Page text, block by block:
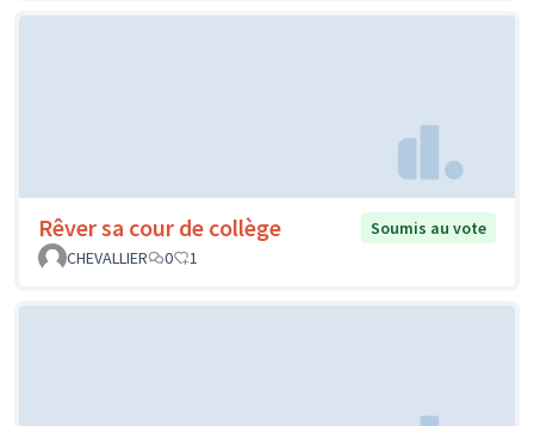
Rêver sa cour de collège
Soumis au vote
CHEVALLIER
0 1